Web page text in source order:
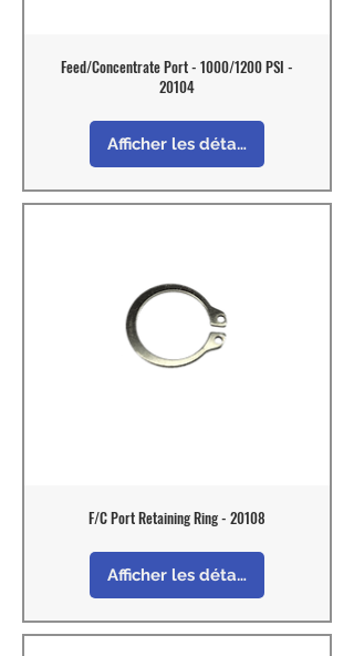
Feed/Concentrate Port - 1000/1200 PSI -
20104
Afficher les détails
F/C Port Retaining Ring - 20108
Afficher les détails